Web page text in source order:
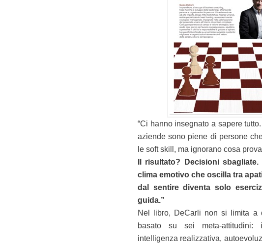
“Ci hanno insegnato a sapere
aziende sono piene di persone
le soft skill, ma ignorano cosa
Il risultato? Decisioni
clima emotivo che oscilla tra
dal sentire diventa solo
guida.”
Nel libro, DeCarli non si limita a
basato su sei meta-attitudini:
intelligenza realizzativa,